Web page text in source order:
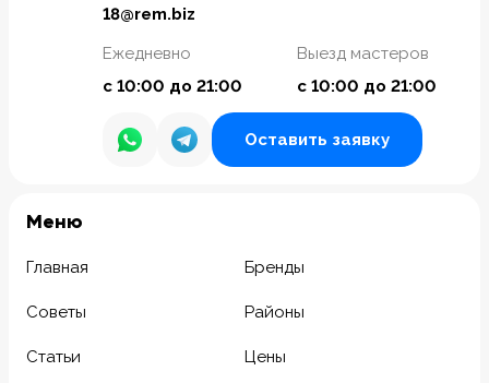
18@rem.biz
Ежедневно
с 10:00 до 21:00
Выезд мастеров
с 10:00 до 21:00
Оставить заявку
Meню
Главная Бренды
Советы Районы
Статьи Цены